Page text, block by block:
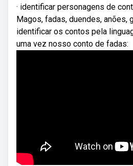
· identificar personagens de
Magos, fadas, duendes, anões,
identificar os contos pela
uma vez nosso conto de fadas: